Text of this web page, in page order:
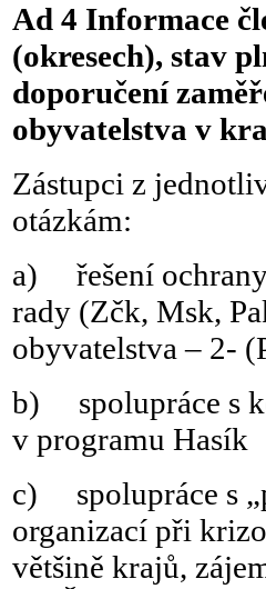
Ad 4 Informace
(okresech), stav
doporučení
obyvatelstva v
Zástupci z
otázkám:
a) řešení ochrany
rady (Zčk, Msk,
obyvatelstva – 2-
b) spolupráce s
v programu Hasík
c) spolupráce s
organizací při
většině krajů,